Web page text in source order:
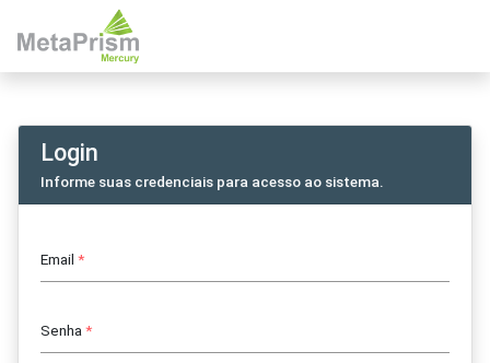
Login
Informe suas credenciais para acesso ao sistema.
Email *
Senha *